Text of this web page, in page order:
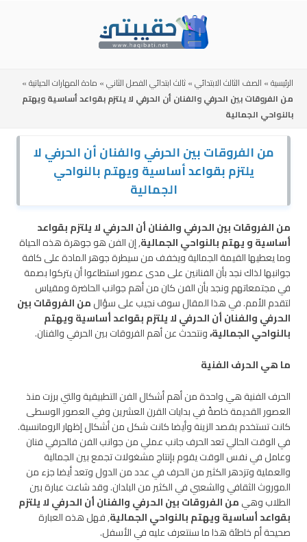
الرئيسية» الصف الثالث الابتدائي»ثالث ابتدائي الفصل الثاني» مادة المهارات الحياتية»
من الفروقات بين الحرفي والفنان أن الحرفي لا يلتزم بقواعد أساسية ويهتم
بالنواحي الجمالية
من الفروقات بين الحرفي والفنان أن الحرفي لا
يلتزم بقواعد أساسية ويهتم بالنواحي
الجمالية
من الفروقات بين الحرفي والفنان أن الحرفي لا يلتزم بقواعد
أساسية و يهتم بالنواحي الجمالية, إن الفن هو جوهرة هذه الحياة
وما يعطيها القيمة الجمالية ويخفف من سيطرة جوهر المادة على كافة
جوانبها لذاك نجد بأن الفنانين على مدى عصور استطاعوا أن يتركوا بصمة
في مجتمعاتهم ونجد بأن الفن كان من أهم جوانب الحاضرة ومقياس
لتقدم الأمم. في هذا المقال سوف نجيب على سؤالمن الفروقات بين
الحرفي والفنان أن الحرفي لا يلتزم بقواعد أساسية ويهتم
بالنواحي الجمالية،ونتحدث عن أهم الفروقات بين الحرفي والفنان.
ما هي الحرف الفنية
الحرف الفنية هي واحدة من أهم أشكال الفن التطبيقية والتي برزت منذ
العصور القديمة خاصةً في بدايات القرن العشرين وفي العصور الوسطى
كانت تستخدم بقصد الزينة وأيضا كانت شكل من أشكال إظهار الرومانسية.
في الوقت الحالي تعد الحرف جانب عملي من جوانب الفن فالحرفي فنان
وعامل في نفس الوقت يقوم بإنتاج مشغولات تجمع بين الجمالية
والعملية وتزدهر الكثير من الحرف في عدد من الدول وتعد أيضا جزء من
الموروث الثقافي والشعبي في الكثير من البلدان. وقد شاعت عبارة بين
الطلاب وهيمن الفروقات بين الحرفي والفنان أن الحرفي لا يلتزم
بقواعد أساسية ويهتم بالنواحي الجمالية, فهل هذه العبارة
صحيحة أم خاطئة هذا ما سنتعرف عليه في الأسفل.